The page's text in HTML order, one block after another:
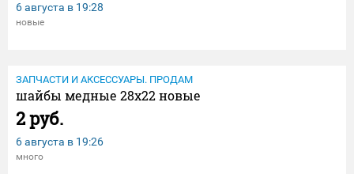
6 августа в 19:28
новые
ЗАПЧАСТИ И АКСЕССУАРЫ. ПРОДАМ
шайбы медные 28х22 новые
2 руб.
6 августа в 19:26
много